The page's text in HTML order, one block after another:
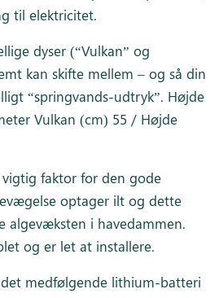
til elektricitet.
dyser (“Vulkan” og
kan skifte mellem – og så din
“springvands-udtryk”. Højde
Vulkan (cm) 55 / Højde
faktor for den gode
optager ilt og dette
algevæksten i havedammen.
og er let at installere.
det medfølgende lithium-batteri